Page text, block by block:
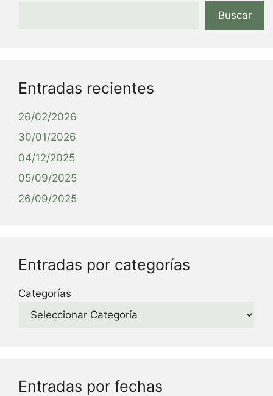
Buscar
Entradas recientes
26/02/2026
30/01/2026
04/12/2025
05/09/2025
26/09/2025
Entradas por categorías
Categorías
Entradas por fechas